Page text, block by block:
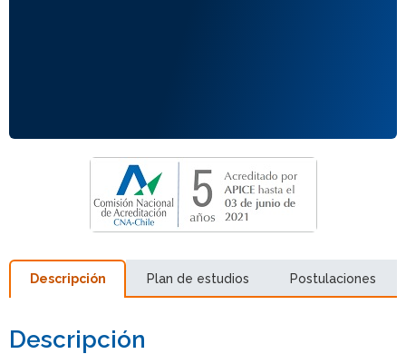
Descripción Plan de estudios Postulaciones
Descripción